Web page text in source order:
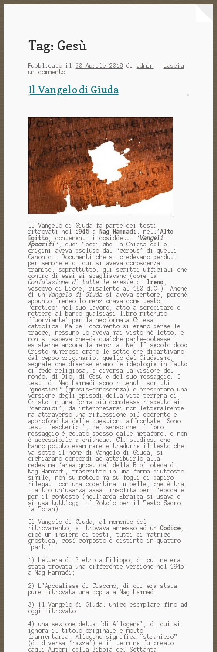
Tag: Gesù
Pubblicato il 30 Aprile 2018 di admin —
Lascia
un commento
Il Vangelo di Giuda
Il Vangelo di Giuda fa parte dei testi
ritrovati nel 1945a Nag Hammadi , nell’ Alto
Egitto , contenenti i cosiddetti ‘Vangeli
Apocrifi ‘, quei Testi che la Chiesa delle
origini aveva escluso dal ‘corpus’ di quelli
Canonici. Documenti che si credevano perduti
per sempre e di cui si aveva conoscenza
tramite, soprattutto, gli scritti ufficiali che
contro di essi si scagliavano (come la
Confutazione di tutte le eresiedi Ireno
vescovo di Lione, risalente al 180 d.C.). Anche
di un Vangelo di Giuda si aveva sentore, perchè
appunto Ireneo lo menzionava come testo
‘eretico’ nel suo lavoro, atto a screditare e
mettere al bando qualsiasi libro ritenuto
‘fuorviante’ per la neoformata Chiesa
cattolica. Ma del documento si erano perse le
tracce, nessuno lo aveva mai visto nè letto, e
non si sapeva che-da qualche parte-potesse
esisterne ancora la memoria. Nel II secolo dopo
Cristo numerose erano le sette che dipartivano
dal ceppo originario, quello del Giudaismo,
segnale che diverse erano le ideologie in fatto
di fede religiosa, e diversa la visione del
mondo, di Dio, di Gesù e del suo messaggio. I
testi di Nag Hammadi sono ritenuti scritti
‘gnostici ‘ (gnosis=conoscenza) e presentano una
versione degli episodi della vita terrena di
Cristo in una forma più complessa rispetto ai
‘canonici’, da interpretarsi non letteralmente
ma attraverso una riflessione più coerente e
approfondita delle questioni affrontate. Sono
testi ‘esoterici’, nel senso che il loro
messaggio è celato spesso dalle metafore, e non
è accessibile a chiunque. Gli studiosi che
hanno potuto esaminare e tradurre il testo che
va sotto il nome di Vangelo di Giuda, si
dichiarano concordi ad attribuirlo alla
medesima ‘area gnostica’ della Biblioteca di
Nag Hammadi, trascritto in una forma piuttosto
simile, non su rotolo ma su fogli di papiro
rilegati con una copertina in pelle, che è tra
l’altro un’usanza assai insolita per l’epoca e
per il contesto (nell’area Ebraica si usava e
si usa tutt’oggi il Rotolo per il Testo Sacro,
la Torah).
Il Vangelo di Giuda, al momento del
ritrovamento, si trovava annesso ad unCodice,
cioè un insieme di testi, tutti di matrice
gnostica, così composto e distinto in quattro
‘parti’:
1) Lettera di Pietro a Filippo, di cui ne era
stata trovata una differente versione nel 1945
a Nag Hammadi;
2) L’Apocalisse di Giacomo, di cui era stata
pure ritrovata una copia a Nag Hammadi
3) il Vangelo di Giuda, unico esemplare fino ad
oggi ritrovato
4) una sezione detta ‘di Allogene’, di cui si
ignora il titolo originale e molto
frammentaria. Allogene significa “straniero”
(di diversa ‘razza’) e il termine fu creato
dagli Autori della Bibbia dei Settanta.